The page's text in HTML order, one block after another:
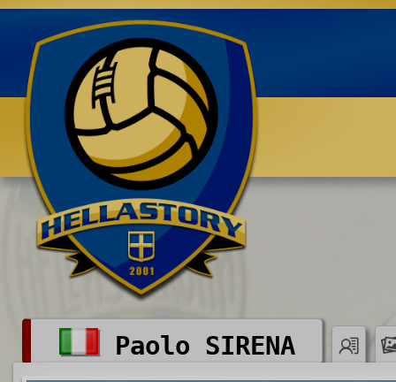
Benvenuti su HELLASTORY.net
Paolo SIRENA